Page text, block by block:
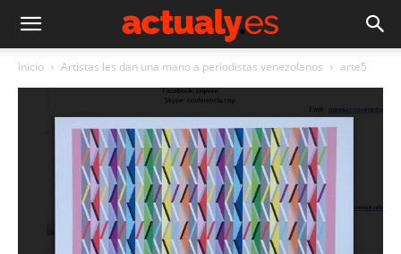
Inicio Artistas les dan una mano a periodistas venezolanos arte5